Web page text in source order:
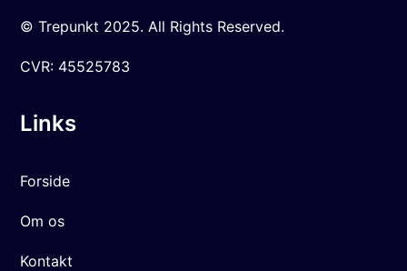
© Trepunkt 2025. All Rights Reserved.
CVR: 45525783
Links
Forside
Om os
Kontakt